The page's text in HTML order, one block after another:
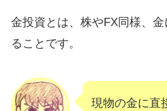
金投資とは、株やFX同様、
ることです。
現物の金に直